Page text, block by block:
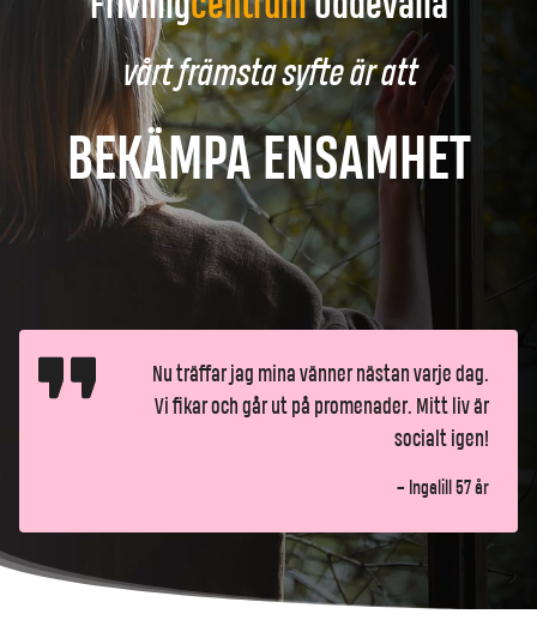
vårt främsta syfte är att
BEKÄMPA ENSAMHET
Nu träffar jag mina vänner nästan varje dag.
Vi fikar och går ut på promenader. Mitt liv är
socialt igen!
– Ingalill 57 år